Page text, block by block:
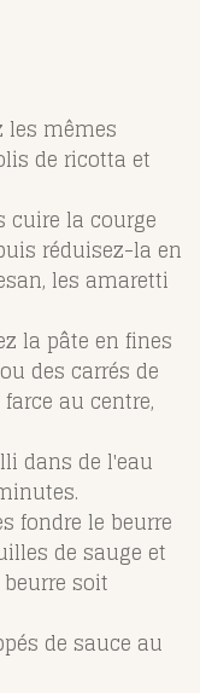
les mêmes
de ricotta et
cuire la courge
réduisez-la en
les amaretti
la pâte en fines
des carrés de
au centre,
dans de l'eau
fondre le beurre
de sauge et
soit
de sauce au